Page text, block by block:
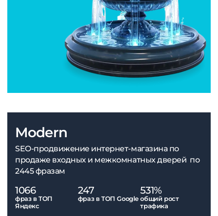
Modern
SEO-продвижение интернет-магазина по
продаже входных и межкомнатных дверей по
2445 фразам
1066
фраз в ТОП
Яндекс
247
фраз в ТОП Google
531%
общий рост
трафика